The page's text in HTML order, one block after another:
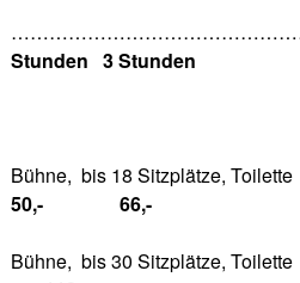
Stunden 3 Stunden
Bühne, bis 18 Sitzplätze,
50,- 66,-
Bühne, bis 30 Sitzplätze,